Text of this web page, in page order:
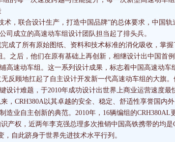
联合设计生产，打造中国品牌”的总体要求，中国轨
司成立的高速动车组设计团队担当起了排头兵。
了所有原始图纸、资料和技术标准的消化吸收，掌握
之后，他们在原有基础上再创新，相继设计出中国首
高速动车组。这一系列设计成果，标志着中国高速动车
顾地扛起了自主设计开发新一代高速动车组的大旗。
设计难题，于2010年成功设计出世界上商业运营速度
，CRH380A以其卓越的安全、稳定、舒适性享誉国内
造业自主创新的典范。2010年，16辆编组的
产权，近两年李克强总理多次推销中国高铁携带的均
，自此跻身于世界先进技术水平行列。